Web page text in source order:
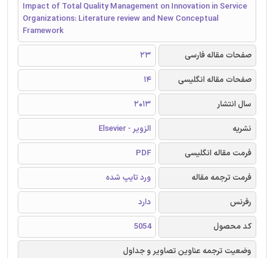
Impact of Total Quality Management on Innovation in Service
Organizations: Literature review and New Conceptual
Framework
صفحات مقاله فارسی
23
صفحات مقاله انگلیسی
14
سال انتشار
2013
نشریه
الزویر - Elsevier
فرمت مقاله انگلیسی
PDF
فرمت ترجمه مقاله
ورد تایپ شده
رفرنس
دارد
کد محصول
5054
وضعیت ترجمه عناوین تصاویر و جداول